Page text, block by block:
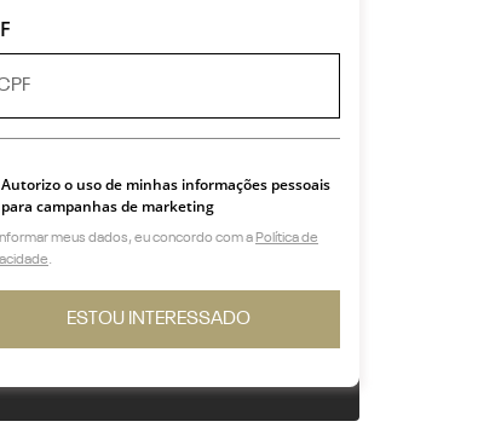
Autorizo o uso de minhas informações pessoais
para campanhas de marketing
meus dados, eu concordo com a Política de
.
ESTOU INTERESSADO